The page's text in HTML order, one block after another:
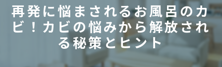
再発に悩まされるお風呂のカ
ビ！カビの悩みから解放され
る秘策とヒント